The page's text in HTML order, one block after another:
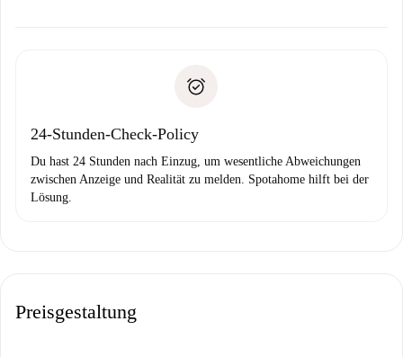
24-Stunden-Check-Policy
Du hast 24 Stunden nach Einzug, um wesentliche Abweichungen
zwischen Anzeige und Realität zu melden. Spotahome hilft bei der
Lösung.
Preisgestaltung